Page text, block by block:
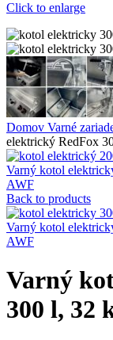
Click to enlarge
Domov Varné
elektrický RedFox
Varný kotol
AWF
Back to products
Varný kotol
AWF
Varný
300 l, 32